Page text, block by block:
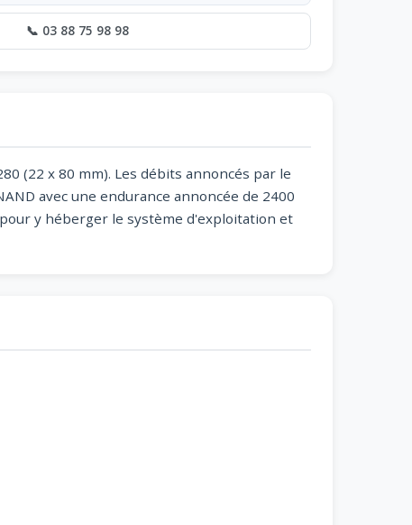
📞 03 88 75 98 98
(22 x 80 mm). Les débits annoncés par le
avec une endurance annoncée de 2400
y héberger le système d'exploitation et